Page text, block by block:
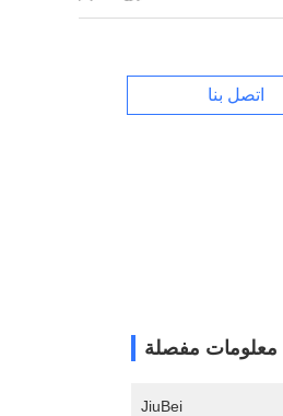
اتصل بنا
معلومات مفصلة
JiuBei